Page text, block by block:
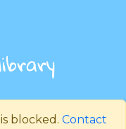
blocked. Contact